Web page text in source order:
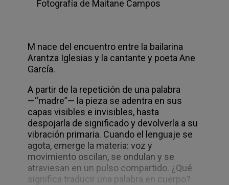
Fotografía de Maitane Campos
M nace del encuentro entre la bailarina
Arantza Iglesias y la cantante y poeta Ane
García.
A partir de la repetición de una palabra
—“madre”— la pieza se adentra en sus
capas visibles e invisibles, hasta
despojarla de significado y devolverla a su
vibración primaria. Cuando el lenguaje se
agota, emerge la materia: voz y
movimiento oscilan, se ondulan y se
atraviesan en un pulso compartido. ¿Qué
significa traducir una palabra en cuerpo?